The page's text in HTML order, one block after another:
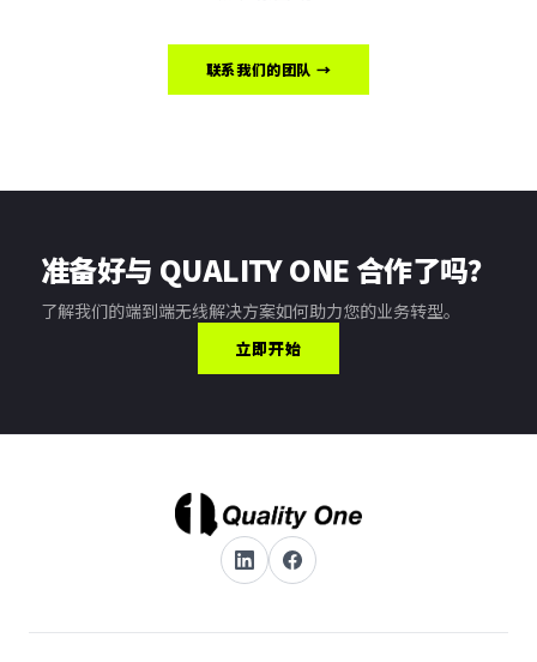
联系我们的团队 →
准备好与 QUALITY ONE 合作了吗？
了解我们的端到端无线解决方案如何助力您的业务转型。
立即开始